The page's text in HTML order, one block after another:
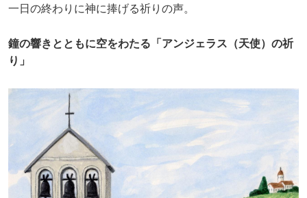
一日の終わりに神に捧げる祈りの声。
鐘の響きとともに空をわたる「アンジェラス（天使）の祈
り」